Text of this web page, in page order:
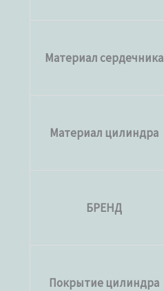
Материал сердечника
Материал цилиндра
БРЕНД
Покрытие цилиндра